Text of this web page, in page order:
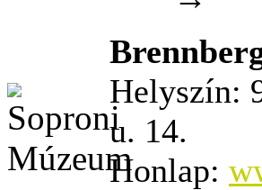
Helyszín:
u. 14.
Honlap: